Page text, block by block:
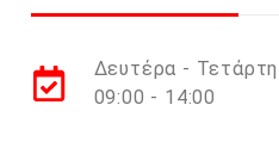
Δευτέρα -
09:00 - 14:00